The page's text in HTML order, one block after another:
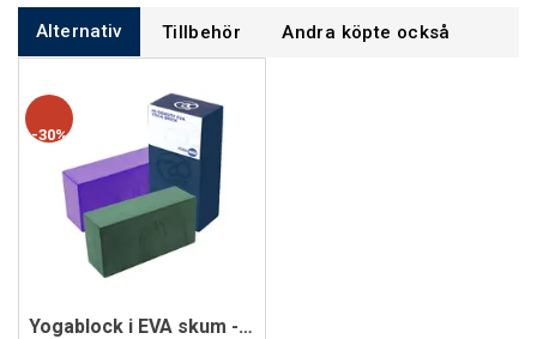
Alternativ Tillbehör Andra köpte också
30%
Yogablock i EVA skum - 30 st